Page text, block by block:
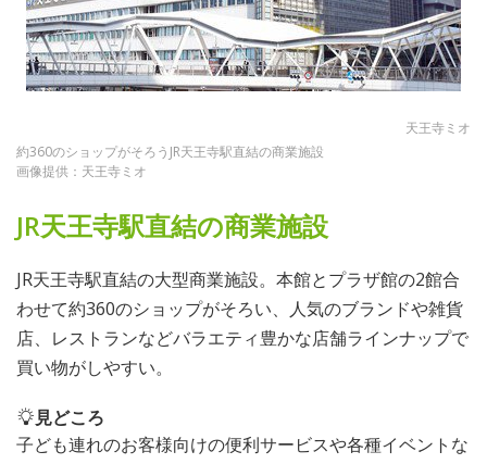
天王寺ミオ
約360のショップがそろうJR天王寺駅直結の商業施設
画像提供：天王寺ミオ
JR天王寺駅直結の商業施設
JR天王寺駅直結の大型商業施設。本館とプラザ館の2館合
わせて約360のショップがそろい、人気のブランドや雑貨
店、レストランなどバラエティ豊かな店舗ラインナップで
買い物がしやすい。
見どころ
子ども連れのお客様向けの便利サービスや各種イベントな